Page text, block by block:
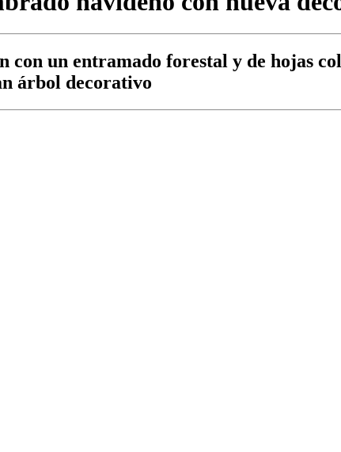
un entramado forestal y de hojas
árbol decorativo